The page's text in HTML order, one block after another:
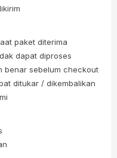
paket diterima
dapat diproses
benar sebelum checkout
ditukar / dikembalikan